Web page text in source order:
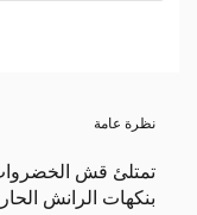
نظرة عامة
تمتلئ قش
بنكهات الرانش